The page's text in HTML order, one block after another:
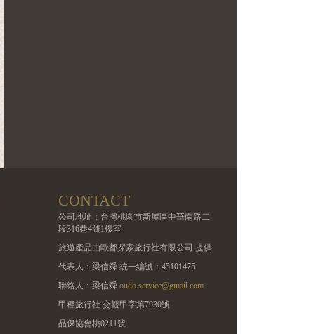
CONTACT
公司地址：台灣桃園市新屋區中華南路二
段316巷4號1樓室
旅遊產品由歐都探索旅行社有限公司 提供
代表人：梁信舜 統一編號：45101475
聯絡人：梁信舜 oudo.service@gmail.com
甲種旅行社 交觀甲字第7930號
品保協會桃0211號